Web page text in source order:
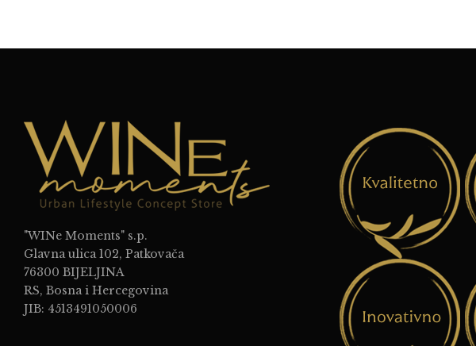
"WINe Moments" s.p.
Glavna ulica 102, Patkovača
76300 BIJELJINA
RS, Bosna i Hercegovina
JIB: 4513491050006